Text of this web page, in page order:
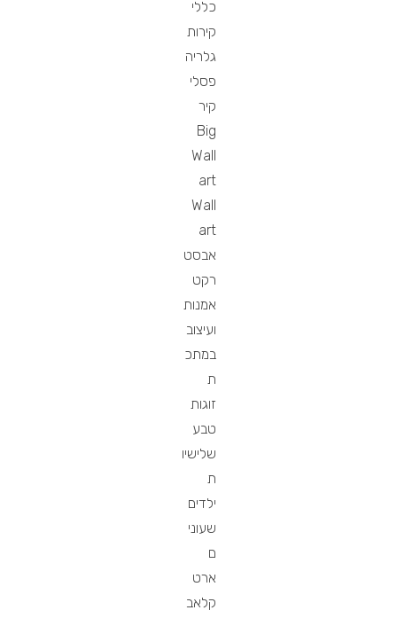
כללי
קירות
גלריה
פסלי
קיר
Big
Wall
art
Wall
art
אבסט
רקט
אמנות
ועיצוב
במתכ
ת
זוגות
טבע
שלישיו
ת
ילדים
שעוני
ם
ארט
קלאב